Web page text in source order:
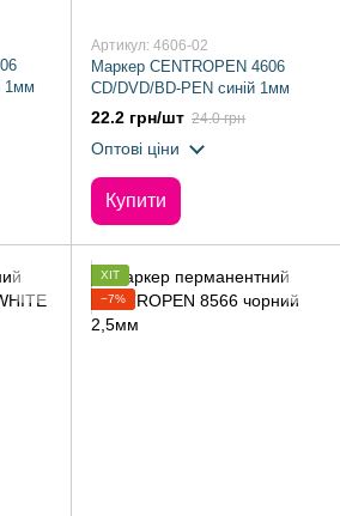
1мм
Артикул: 4606-02
Маркер CENTROPEN 4606
CD/DVD/BD-PEN синій 1мм
22.2 грн/шт 24.0 грн
Оптові ціни
Купити
ХІТ
−7%